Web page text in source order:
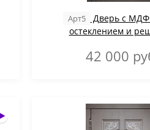
Арт5
Дверь с
остеклением и
42 000